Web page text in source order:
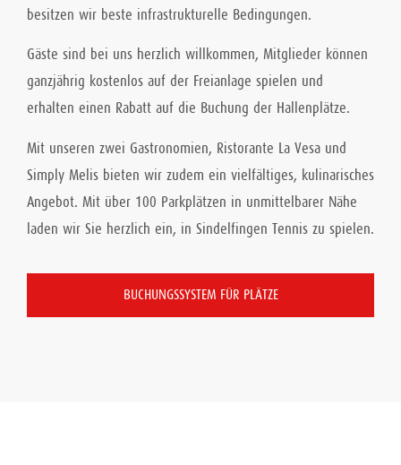
besitzen wir beste infrastrukturelle Bedingungen.
Gäste sind bei uns herzlich willkommen, Mitglieder können
ganzjährig kostenlos auf der Freianlage spielen und
erhalten einen Rabatt auf die Buchung der Hallenplätze.
Mit unseren zwei Gastronomien, Ristorante La Vesa und
Simply Melis bieten wir zudem ein vielfältiges, kulinarisches
Angebot. Mit über 100 Parkplätzen in unmittelbarer Nähe
laden wir Sie herzlich ein, in Sindelfingen Tennis zu spielen.
BUCHUNGSSYSTEM FÜR PLÄTZE